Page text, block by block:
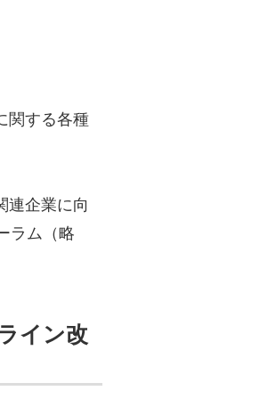
関する各種
連企業に向
ラム（略
イン改